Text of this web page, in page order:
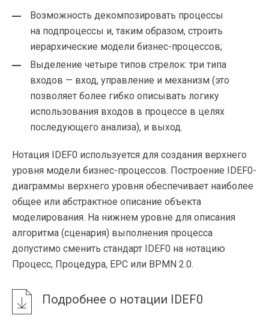
Возможность декомпозировать процессы
на подпроцессы и, таким образом, строить
иерархические модели бизнес-процессов;
Выделение четыре типов стрелок: три типа
входов — вход, управление и механизм (это
позволяет более гибко описывать логику
использования входов в процессе в целях
последующего анализа), и выход.
Нотация IDEF0 используется для создания верхнего
уровня модели бизнес-процессов. Построение IDEF0-
диаграммы верхнего уровня обеспечивает наиболее
общее или абстрактное описание объекта
моделирования. На нижнем уровне для описания
алгоритма (сценария) выполнения процесса
допустимо сменить стандарт IDEF0 на нотацию
Процесс, Процедура, EPC или BPMN 2.0.
Подробнее о нотации IDEF0